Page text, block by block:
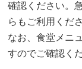
確認ください。
らもご利用くだ
なお、食堂メニ
すのでご確認く